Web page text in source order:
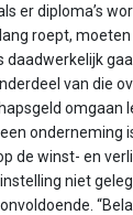
er diploma’s
roept,
daadwerkelijk
van die
omgaan
onderneming
de winst- en
niet